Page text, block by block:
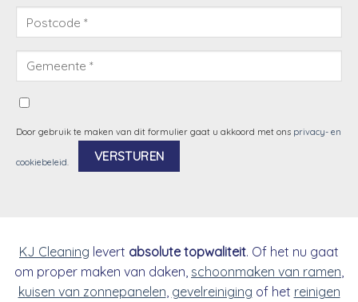
Door gebruik te maken van dit formulier gaat u akkoord met ons privacy- en
cookiebeleid.
KJ Cleaning levert absolute topwaliteit. Of het nu gaat
om proper maken van daken, schoonmaken van ramen
kuisen van zonnepanelen gevelreiniging of het reinigen